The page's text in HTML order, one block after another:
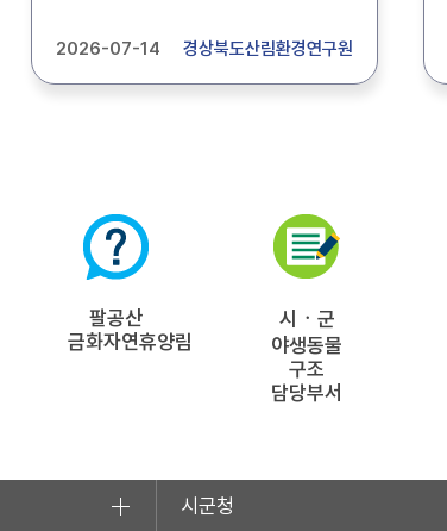
바랍니다.
2026-07-14 경상북도산림환경연구원
팔공산
금화자연휴양림
시ㆍ군
야생동물
구조
담당부서
시군청